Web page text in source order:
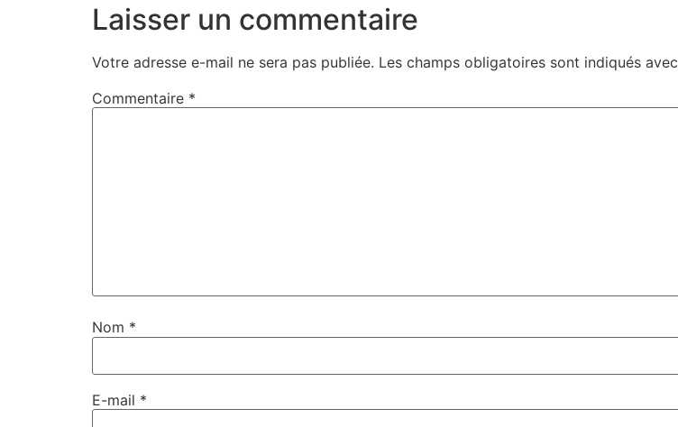
Laisser un commentaire
Votre adresse e-mail ne sera pas publiée. Les champs obligatoires sont indiqués avec
Commentaire *
Nom *
E-mail *